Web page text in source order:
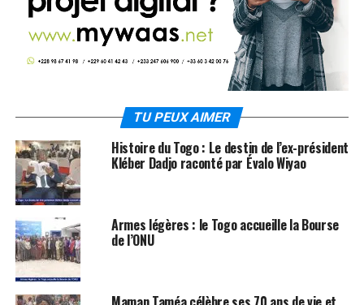
TU PEUX AIMER
Histoire du Togo : Le destin de l’ex-président
Kléber Dadjo raconté par Évalo Wiyao
Armes légères : le Togo accueille la Bourse
de l’ONU